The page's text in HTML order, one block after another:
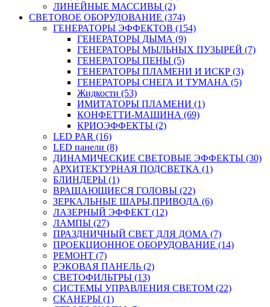
ЛИНЕЙНЫЕ МАССИВЫ (2)
СВЕТОВОЕ ОБОРУДОВАНИЕ (374)
ГЕНЕРАТОРЫ ЭФФЕКТОВ (154)
ГЕНЕРАТОРЫ ДЫМА (9)
ГЕНЕРАТОРЫ МЫЛЬНЫХ ПУЗЫРЕЙ (7)
ГЕНЕРАТОРЫ ПЕНЫ (5)
ГЕНЕРАТОРЫ ПЛАМЕНИ И ИСКР (3)
ГЕНЕРАТОРЫ СНЕГА И ТУМАНА (5)
Жидкости (53)
ИМИТАТОРЫ ПЛАМЕНИ (1)
КОНФЕТТИ-МАШИНА (69)
КРИОЭФФЕКТЫ (2)
LED PAR (16)
LED панели (8)
ДИНАМИЧЕСКИЕ СВЕТОВЫЕ ЭФФЕКТЫ (30)
АРХИТЕКТУРНАЯ ПОДСВЕТКА (1)
БЛИНДЕРЫ (1)
ВРАЩАЮЩИЕСЯ ГОЛОВЫ (22)
ЗЕРКАЛЬНЫЕ ШАРЫ,ПРИВОДА (6)
ЛАЗЕРНЫЙ ЭФФЕКТ (12)
ЛАМПЫ (27)
ПРАЗДНИЧНЫЙ СВЕТ ДЛЯ ДОМА (7)
ПРОЕКЦИОННОЕ ОБОРУДОВАНИЕ (14)
РЕМОНТ (7)
РЭКОВАЯ ПАНЕЛЬ (2)
СВЕТОФИЛЬТРЫ (13)
СИСТЕМЫ УПРАВЛЕНИЯ СВЕТОМ (22)
СКАНЕРЫ (1)